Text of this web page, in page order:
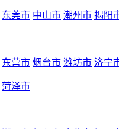
东莞市 中山市 潮州市 揭阳
东营市 烟台市 潍坊市 济宁
菏泽市